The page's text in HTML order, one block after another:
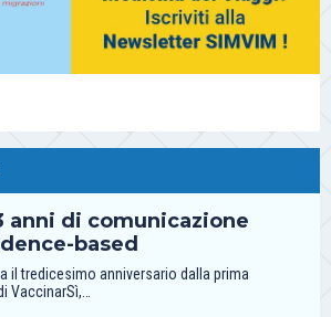
anni di comunicazione
based
il tredicesimo anniversario dalla prima
VaccinarSì,…